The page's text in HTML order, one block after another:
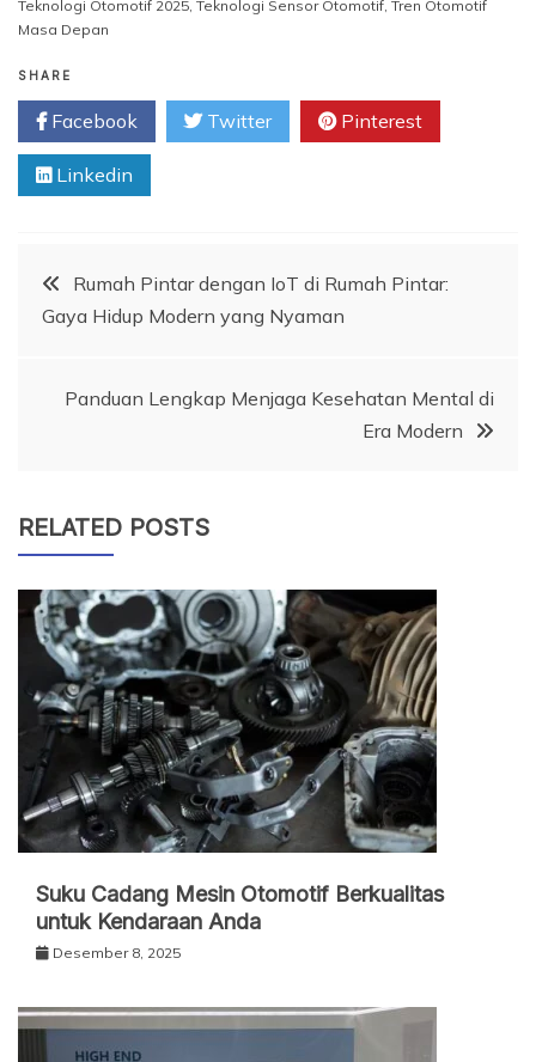
Teknologi Otomotif 2025, Teknologi Sensor Otomotif, Tren Otomotif
Masa Depan
SHARE
Facebook Twitter Pinterest
Linkedin
Navigasi
Rumah Pintar dengan IoT di Rumah Pintar:
Gaya Hidup Modern yang Nyaman
Panduan Lengkap Menjaga Kesehatan Mental di
Era Modern
RELATED POSTS
Suku Cadang Mesin Otomotif Berkualitas
untuk Kendaraan Anda
Desember 8, 2025